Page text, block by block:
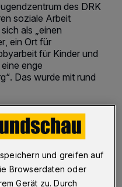
des DRK
soziale Arbeit
als „einen
ein Ort für
für Kinder und
enge
Das wurde mit rund
Lesezeit
und greifen auf
Browserdaten oder
Gerät zu. Durch